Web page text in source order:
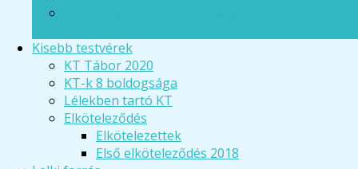
Kisebb testvérek
KT Tábor 2020
KT-k 8 boldogsága
Lélekben tartó KT
Elköteleződés
Elkötelezettek
Első elköteleződés 2018